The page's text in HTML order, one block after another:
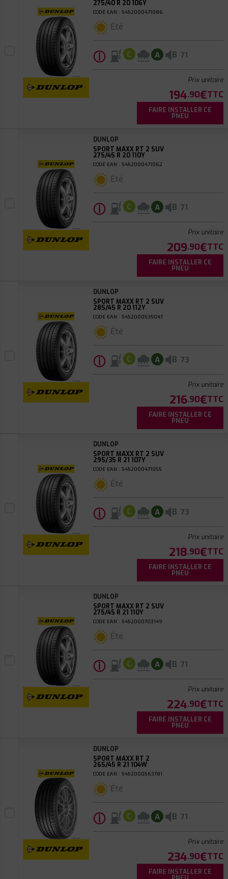
275/40 R 20 106Y
CODE EAN : 5452000471086
Été
ⓘ C A B 71
Prix unitaire
194.90€TTC
FAIRE INSTALLER CE
PNEU
DUNLOP
SPORT MAXX RT 2 SUV
275/45 R 20 110Y
CODE EAN : 5452000471062
Été
ⓘ C A B 71
Prix unitaire
209.90€TTC
FAIRE INSTALLER CE
PNEU
DUNLOP
SPORT MAXX RT 2 SUV
285/45 R 20 112Y
CODE EAN : 5452000535047
Été
ⓘ C A B 73
Prix unitaire
216.90€TTC
FAIRE INSTALLER CE
PNEU
DUNLOP
SPORT MAXX RT 2 SUV
295/35 R 21 107Y
CODE EAN : 5452000471055
Été
ⓘ C A B 73
Prix unitaire
218.90€TTC
FAIRE INSTALLER CE
PNEU
DUNLOP
SPORT MAXX RT 2 SUV
275/45 R 21 110Y
CODE EAN : 5452000703149
Été
ⓘ C A B 71
Prix unitaire
224.90€TTC
FAIRE INSTALLER CE
PNEU
DUNLOP
SPORT MAXX RT 2
265/45 R 21 104W
CODE EAN : 5452000563781
Été
ⓘ C A B 71
Prix unitaire
234.90€TTC
FAIRE INSTALLER CE